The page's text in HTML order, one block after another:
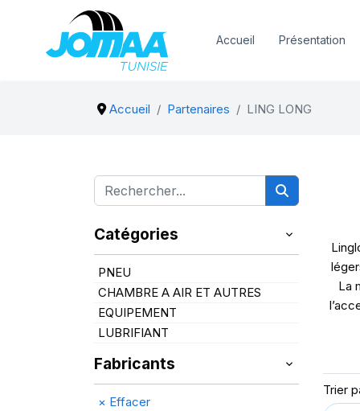
Accueil Présentation
Accueil Partenaires LING LONG
Catégories
PNEU
CHAMBRE A AIR ET AUTRES
EQUIPEMENT
LUBRIFIANT
Fabricants
× Effacer
La
Trier